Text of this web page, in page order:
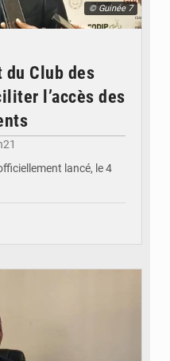
© Guinée 7
du Club des
l’accès des
lancé, le 4